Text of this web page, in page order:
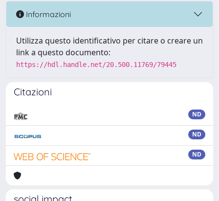
Informazioni
Utilizza questo identificativo per citare o creare un
link a questo documento:
https://hdl.handle.net/20.500.11769/79445
Citazioni
ND
ND
ND